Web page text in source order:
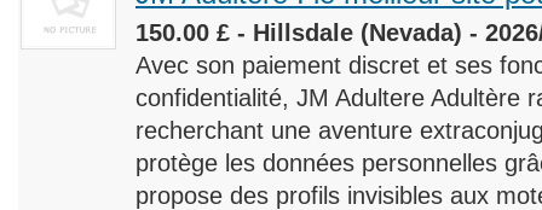
150.00 £ - Hillsdale (Nevada) -
Avec son paiement discret et ses
confidentialité, JM Adultere Adultère
recherchant une aventure
protège les données personnelles
propose des profils invisibles aux